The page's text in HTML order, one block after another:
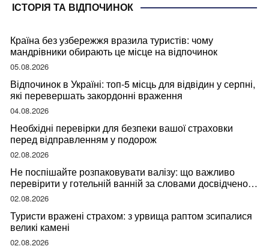
ІСТОРІЯ ТА ВІДПОЧИНОК
Країна без узбережжя вразила туристів: чому
мандрівники обирають це місце на відпочинок
05.08.2026
Відпочинок в Україні: топ-5 місць для відвідин у серпні,
які перевершать закордонні враження
04.08.2026
Необхідні перевірки для безпеки вашої страховки
перед відправленням у подорож
02.08.2026
Не поспішайте розпаковувати валізу: що важливо
перевірити у готельній ванній за словами досвідченої
мандрівниці
02.08.2026
Туристи вражені страхом: з урвища раптом зсипалися
великі камені
02.08.2026